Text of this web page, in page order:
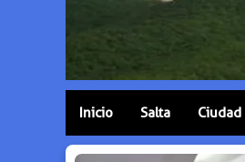
Inicio Salta Ciudad